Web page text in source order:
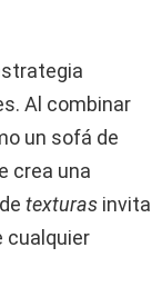
Al combinar
un sofá de
crea una
texturas invita
cualquier